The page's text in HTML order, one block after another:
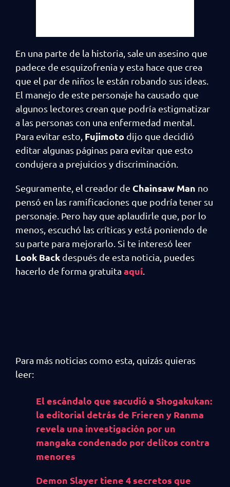
En una parte de la historia, sale un asesino que
padece de esquizofrenia y esta hace que crea
que el par de niños le están robando sus ideas.
El manejo de este personaje ha causado que
algunos lectores crean que podría estigmatizar
a las personas con una enfermedad mental.
Para evitar esto, Fujimoto dijo que decidió
editar algunas páginas para evitar que esto
condujera a prejuicios y discriminación.
Seguramente, el creador de Chainsaw Man no
pensó en las ramificaciones que podría tener su
personaje. Pero hay que aplaudirle que, por lo
menos, escuchó las críticas y está poniendo de
su parte para mejorarlo. Si te interesó leer
Look Back después de esta noticia, puedes
hacerlo de forma gratuita aquí
Para más noticias como esta, quizás quieras
leer:
El escándalo que sacudió a Shogakukan:
la editorial detrás de Frieren y Ranma
revela una investigación por un
mangaka condenado por delitos contra
menores
Demon Slayer tiene 4 secretos que